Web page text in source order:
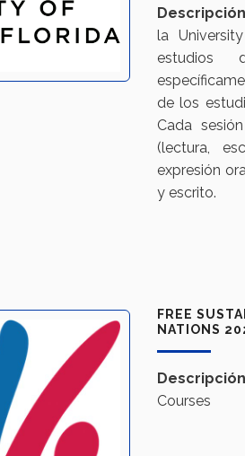
la
estudios
de los
Cada
(lectura,
expresión
y escrito.
FREE
NATIONS
Courses